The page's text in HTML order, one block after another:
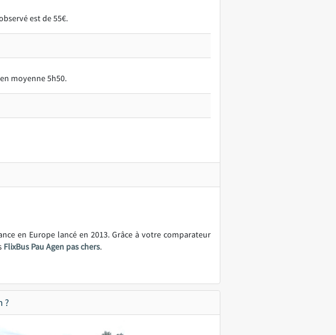
est de 55€.
moyenne 5h50.
en Europe lancé en 2013. Grâce à votre comparateur
FlixBus Pau Agen pas chers.
?